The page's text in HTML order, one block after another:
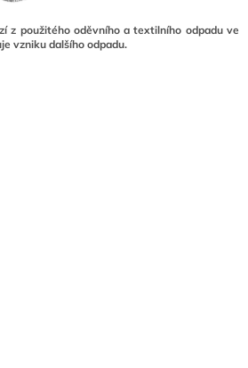
z použitého oděvního a textilního odpadu ve
vzniku dalšího odpadu.